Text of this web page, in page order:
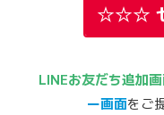
☆☆☆
LINEお友だち追加
ー画面をご